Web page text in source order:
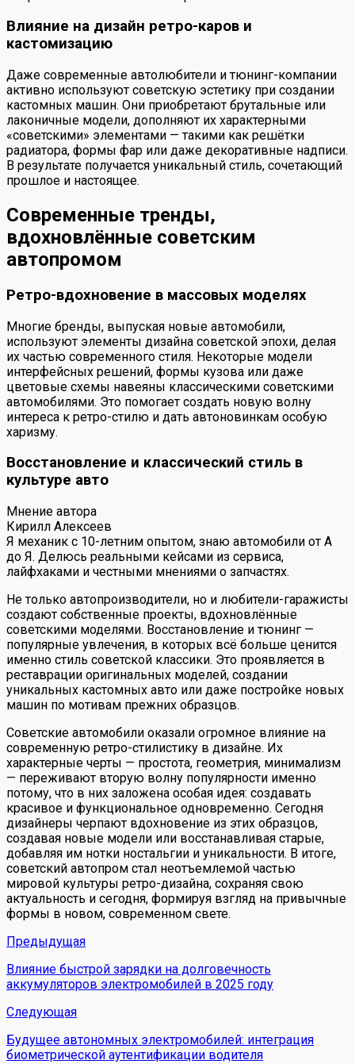
Влияние на дизайн ретро-каров и
кастомизацию
Даже современные автолюбители и тюнинг-компании
активно используют советскую эстетику при создании
кастомных машин. Они приобретают брутальные или
лаконичные модели, дополняют их характерными
«советскими» элементами — такими как решётки
радиатора, формы фар или даже декоративные надписи.
В результате получается уникальный стиль, сочетающий
прошлое и настоящее.
Современные тренды,
вдохновлённые советским
автопромом
Ретро-вдохновение в массовых моделях
Многие бренды, выпуская новые автомобили,
используют элементы дизайна советской эпохи, делая
их частью современного стиля. Некоторые модели
интерфейсных решений, формы кузова или даже
цветовые схемы навеяны классическими советскими
автомобилями. Это помогает создать новую волну
интереса к ретро-стилю и дать автоновинкам особую
харизму.
Восстановление и классический стиль в
культуре авто
Мнение автора
Кирилл Алексеев
Я механик с 10-летним опытом, знаю автомобили от А
до Я. Делюсь реальными кейсами из сервиса,
лайфхаками и честными мнениями о запчастях.
Не только автопроизводители, но и любители-гаражисты
создают собственные проекты, вдохновлённые
советскими моделями. Восстановление и тюнинг —
популярные увлечения, в которых всё больше ценится
именно стиль советской классики. Это проявляется в
реставрации оригинальных моделей, создании
уникальных кастомных авто или даже постройке новых
машин по мотивам прежних образцов.
Советские автомобили оказали огромное влияние на
современную ретро-стилистику в дизайне. Их
характерные черты — простота, геометрия, минимализм
— переживают вторую волну популярности именно
потому, что в них заложена особая идея: создавать
красивое и функциональное одновременно. Сегодня
дизайнеры черпают вдохновение из этих образцов,
создавая новые модели или восстанавливая старые,
добавляя им нотки ностальгии и уникальности. В итоге,
советский автопром стал неотъемлемой частью
мировой культуры ретро-дизайна, сохраняя свою
актуальность и сегодня, формируя взгляд на привычные
формы в новом, современном свете.
Предыдущая
Влияние быстрой зарядки на долговечность
аккумуляторов электромобилей в 2025 году
Следующая
Будущее автономных электромобилей: интеграция
биометрической аутентификации водителя